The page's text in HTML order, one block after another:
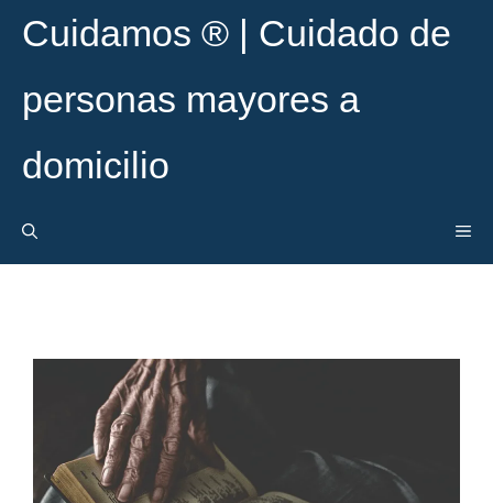
Cuidamos ® | Cuidado de
personas mayores a
domicilio